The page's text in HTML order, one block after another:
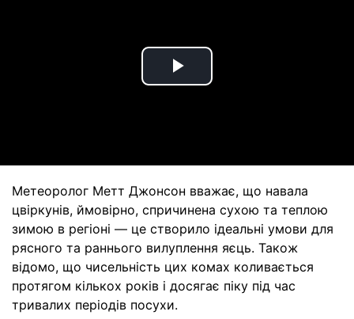
Play
Метеоролог Метт Джонсон вважає, що навала
цвіркунів, ймовірно, спричинена сухою та теплою
зимою в регіоні — це створило ідеальні умови для
рясного та раннього вилуплення яєць. Також
відомо, що чисельність цих комах коливається
протягом кількох років і досягає піку під час
тривалих періодів посухи.